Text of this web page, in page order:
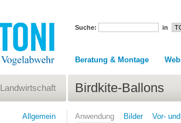
Suche: in
Beratung & Montage
Birdkite-Ballons
Anwendung Bilder Vor-
Landwirtschaft
Allgemein